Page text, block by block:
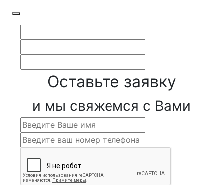
Оставьте заявку
и мы свяжемся с Вами